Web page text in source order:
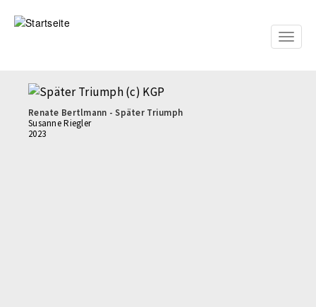
zum
Toggle
Renate Bertlmann - Später Triumph
Susanne Riegler
2023